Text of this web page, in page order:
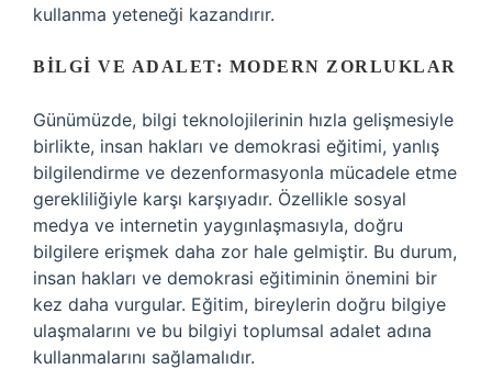
kullanma yeteneği kazandırır.
BILGI VE ADALET: MODERN ZORLUKLAR
Günümüzde, bilgi teknolojilerinin hızla gelişmesiyle
birlikte, insan hakları ve demokrasi eğitimi, yanlış
bilgilendirme ve dezenformasyonla mücadele etme
gerekliliğiyle karşı karşıyadır. Özellikle sosyal
medya ve internetin yaygınlaşmasıyla, doğru
bilgilere erişmek daha zor hale gelmiştir. Bu durum,
insan hakları ve demokrasi eğitiminin önemini bir
kez daha vurgular. Eğitim, bireylerin doğru bilgiye
ulaşmalarını ve bu bilgiyi toplumsal adalet adına
kullanmalarını sağlamalıdır.